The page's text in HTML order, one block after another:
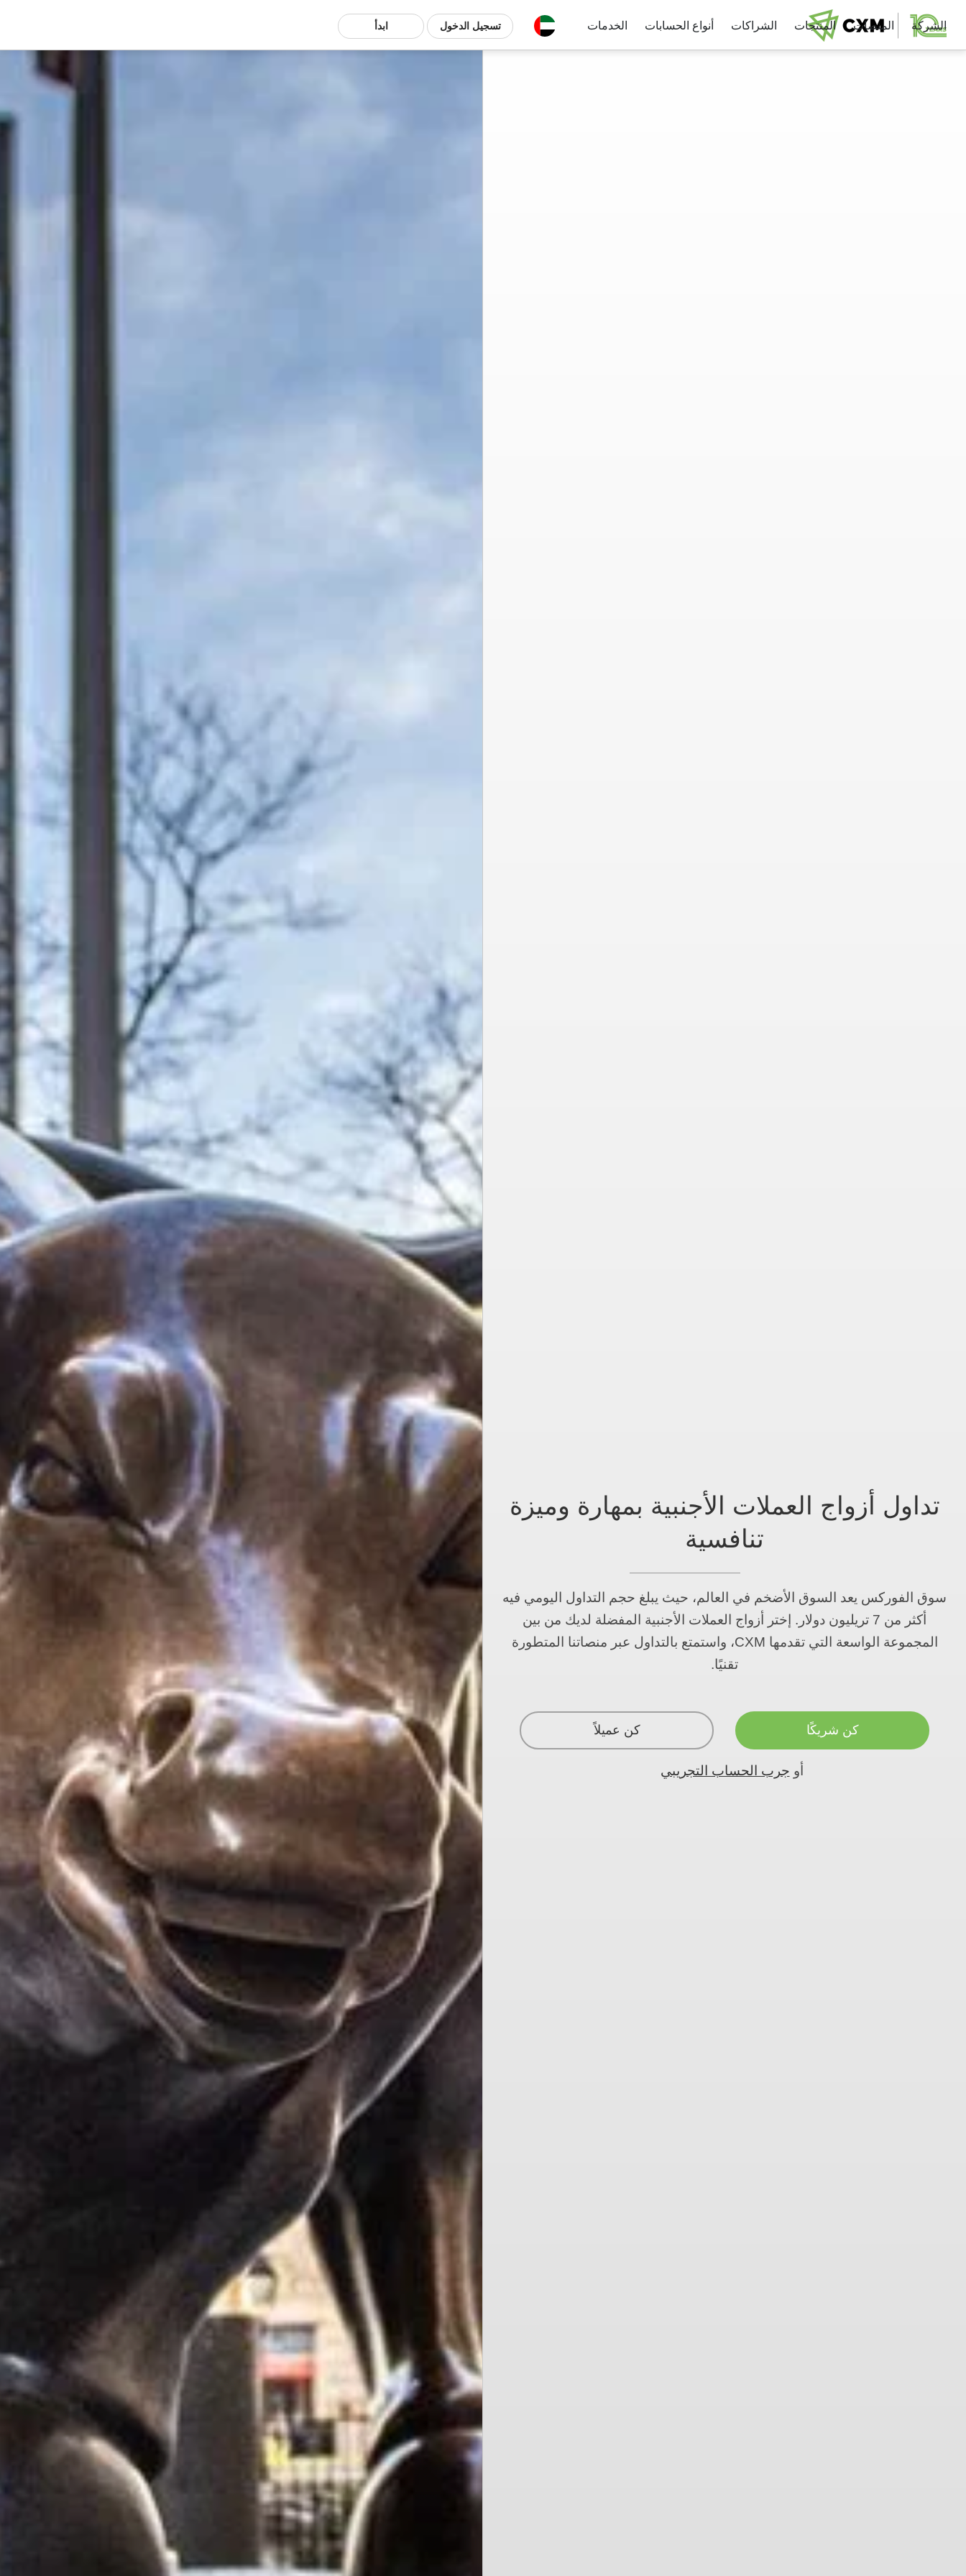
الشركة المنصات المنتجات الشراكات أنواع الحسابات الخدمات تسجيل الدخول ابدأ
تداول أزواج العملات الأجنبية بمهارة وميزة
تنافسية
سوق الفوركس يعد السوق الأضخم في العالم، حيث يبلغ حجم التداول اليومي فيه
أكثر من 7 تريليون دولار. إختر أزواج العملات الأجنبية المفضلة لديك من بين
المجموعة الواسعة التي تقدمها CXM، واستمتع بالتداول عبر منصاتنا المتطورة
تقنيًا.
كن شريكًا كن عميلاً
أو جرب الحساب التجريبي